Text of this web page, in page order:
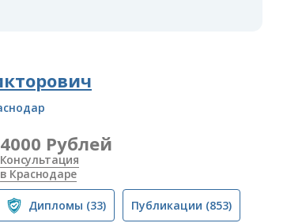
4000 Рублей
Консультация
в Краснодаре
Дипломы (33) Публикации (853)